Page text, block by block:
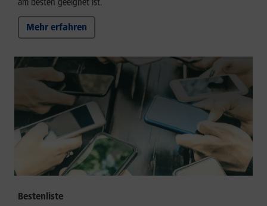
am besten geeignet ist.
Mehr erfahren
Bestenliste